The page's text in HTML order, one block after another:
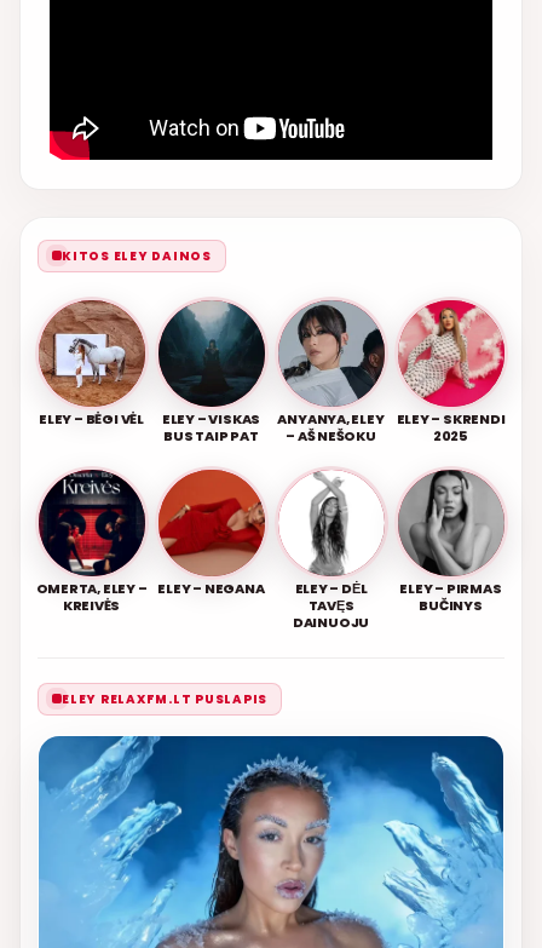
KITOS ELEY DAINOS
ELEY – BĖGI VĖL
ELEY – VISKAS
BUS TAIP PAT
ANYANYA, ELEY
– AŠ NEŠOKU
ELEY – SKRENDI
2025
OMERTA, ELEY –
KREIVĖS
ELEY – NEGANA
ELEY – DĖL
TAVĘS
DAINUOJU
ELEY – PIRMAS
BUČINYS
ELEY RELAXFM.LT PUSLAPIS